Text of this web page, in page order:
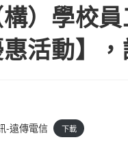
）學校
惠活動】
-遠傳電信 下載